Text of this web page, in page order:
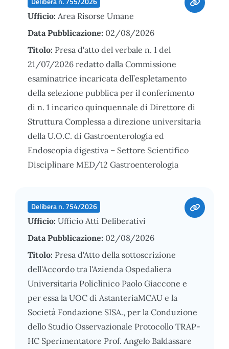
Ufficio: Area Risorse Umane
Data Pubblicazione: 02/08/2026
Titolo: Presa d'atto del verbale n. 1 del
21/07/2026 redatto dalla Commissione
esaminatrice incaricata dell’espletamento
della selezione pubblica per il conferimento
di n. 1 incarico quinquennale di Direttore di
Struttura Complessa a direzione universitaria
della U.O.C. di Gastroenterologia ed
Endoscopia digestiva – Settore Scientifico
Disciplinare MED/12 Gastroenterologia
Delibera n. 754/2026
Ufficio: Ufficio Atti Deliberativi
Data Pubblicazione: 02/08/2026
Titolo: Presa d'Atto della sottoscrizione
dell'Accordo tra l'Azienda Ospedaliera
Universitaria Policlinico Paolo Giaccone e
per essa la UOC di AstanteriaMCAU e la
Società Fondazione SISA., per la Conduzione
dello Studio Osservazionale Protocollo TRAP-
HC Sperimentatore Prof. Angelo Baldassare